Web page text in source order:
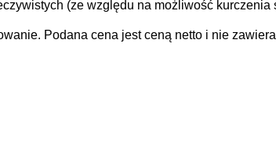
(ze względu na możliwość kurczenia
Podana cena jest ceną netto i nie